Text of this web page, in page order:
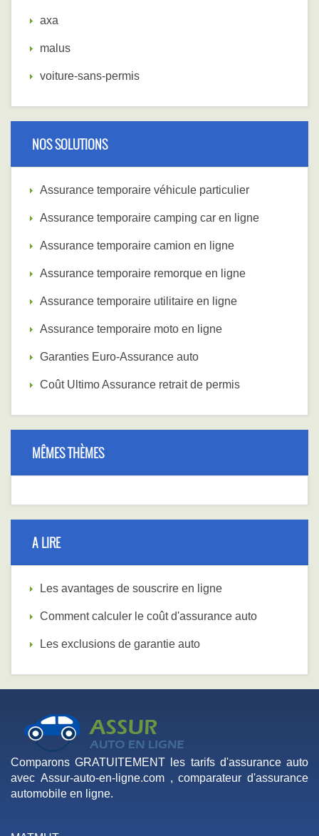
axa
malus
voiture-sans-permis
NOS SOLUTIONS
Assurance temporaire véhicule particulier
Assurance temporaire camping car en ligne
Assurance temporaire camion en ligne
Assurance temporaire remorque en ligne
Assurance temporaire utilitaire en ligne
Assurance temporaire moto en ligne
Garanties Euro-Assurance auto
Coût Ultimo Assurance retrait de permis
MÊMES THÈMES
A LIRE
Les avantages de souscrire en ligne
Comment calculer le coût d'assurance auto
Les exclusions de garantie auto
Comparons GRATUITEMENT les tarifs d'assurance auto
avec Assur-auto-en-ligne.com , comparateur d'assurance
automobile en ligne.